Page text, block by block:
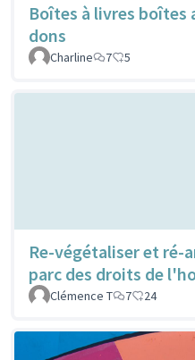
Boîtes à livres boîtes
dons
Charline
7 5
Re-végétaliser et ré-
parc des droits de
Clémence T
7 24